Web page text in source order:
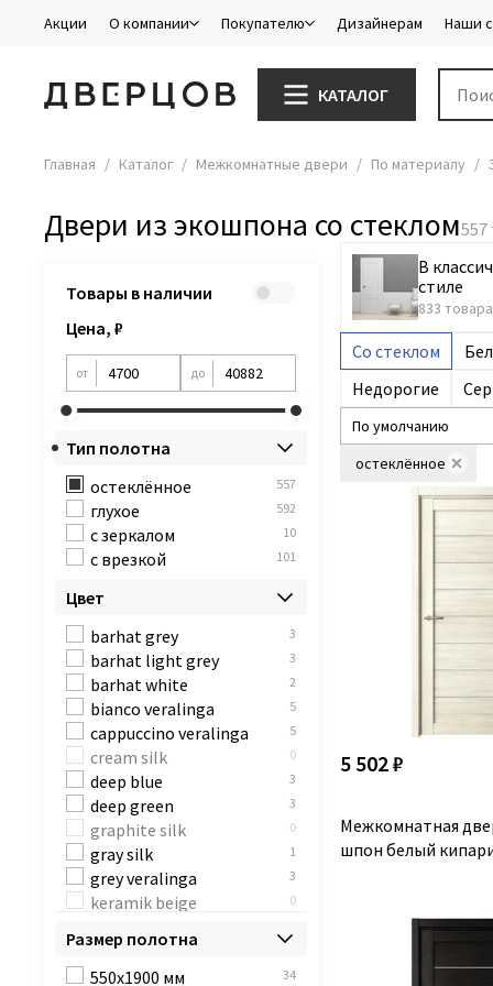
Акции О компании Покупателю Дизайнерам Наши
КАТАЛОГ
Главная Каталог Межкомнатные двери По материалу
Двери из экошпона со стеклом
В
стиле
833 товара
Cо стеклом
Недорогие
остеклённое
5 502 ₽
Межкомнатная
шпон белый
Товары в наличии
Цена, ₽
от до
Тип полотна
остеклённое
557
глухое 592
с зеркалом 10
с врезкой 101
Цвет
barhat grey
3
barhat light grey 3
barhat white 2
bianco veralinga 5
cappuccino veralinga 5
cream silk 0
deep blue 3
deep green 3
graphite silk 0
gray silk 1
grey veralinga 3
keramik beige 0
look art
nordic oak 4
Размер полотна
550x1900 мм
34